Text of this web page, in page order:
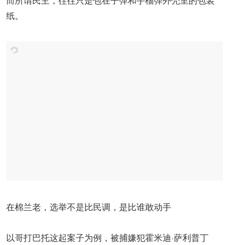
纸。
在棉兰老，选举不是比民调，是比谁敢动手
以哥打巴托这起案子为例，被捕嫌犯霍米迪·萨利普丁